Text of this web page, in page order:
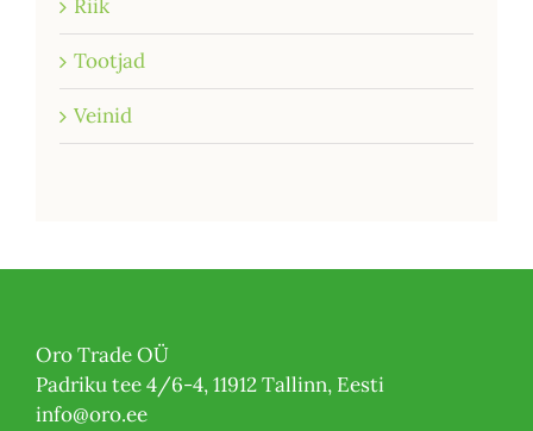
Riik
Tootjad
Veinid
Oro Trade OÜ
Padriku tee 4/6-4, 11912 Tallinn, Eesti
info@oro.ee